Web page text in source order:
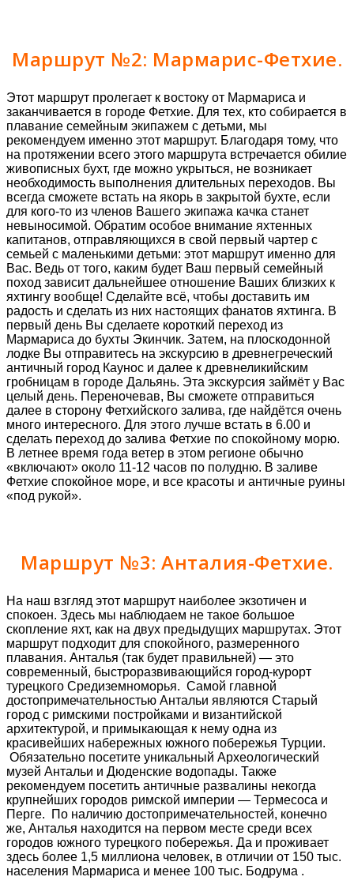
Маршрут №2: Мармарис-Фетхие.
Этот маршрут пролегает к востоку от Мармариса и
заканчивается в городе Фетхие. Для тех, кто собирается в
плавание семейным экипажем с детьми, мы
рекомендуем именно этот маршрут. Благодаря тому, что
на протяжении всего этого маршрута встречается обилие
живописных бухт, где можно укрыться, не возникает
необходимость выполнения длительных переходов. Вы
всегда сможете встать на якорь в закрытой бухте, если
для кого-то из членов Вашего экипажа качка станет
невыносимой. Обратим особое внимание яхтенных
капитанов, отправляющихся в свой первый чартер с
семьей с маленькими детьми: этот маршрут именно для
Вас. Ведь от того, каким будет Ваш первый семейный
поход зависит дальнейшее отношение Ваших близких к
яхтингу вообще! Сделайте всё, чтобы доставить им
радость и сделать из них настоящих фанатов яхтинга. В
первый день Вы сделаете короткий переход из
Мармариса до бухты Экинчик. Затем, на плоскодонной
лодке Вы отправитесь на экскурсию в древнегреческий
античный город Каунос и далее к древнеликийским
гробницам в городе Дальянь. Эта экскурсия займёт у Вас
целый день. Переночевав, Вы сможете отправиться
далее в сторону Фетхийского залива, где найдётся очень
много интересного. Для этого лучше встать в 6.00 и
сделать переход до залива Фетхие по спокойному морю.
В летнее время года ветер в этом регионе обычно
«включают» около 11-12 часов по полудню. В заливе
Фетхие спокойное море, и все красоты и античные руины
«под рукой».
Маршрут №3: Анталия-Фетхие.
На наш взгляд этот маршрут наиболее экзотичен и
спокоен. Здесь мы наблюдаем не такое большое
скопление яхт, как на двух предыдущих маршрутах. Этот
маршрут подходит для спокойного, размеренного
плавания. Анталья (так будет правильней) — это
современный, быстроразвивающийся город-курорт
турецкого Средиземноморья. Самой главной
достопримечательностью Антальи являются Старый
город с римскими постройками и византийской
архитектурой, и примыкающая к нему одна из
красивейших набережных южного побережья Турции.
Обязательно посетите уникальный Археологический
музей Антальи и Дюденские водопады. Также
рекомендуем посетить античные развалины некогда
крупнейших городов римской империи — Термесоса и
Перге. По наличию достопримечательностей, конечно
же, Анталья находится на первом месте среди всех
городов южного турецкого побережья. Да и проживает
здесь более 1,5 миллиона человек, в отличии от 150 тыс.
населения Мармариса и менее 100 тыс. Бодрума .